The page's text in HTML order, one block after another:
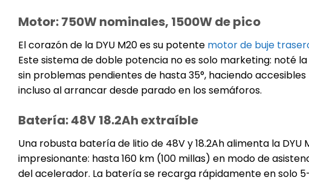
Motor: 750W nominales, 1500W de pico
El corazón de la DYU M20 es su potente motor de buje
Este sistema de doble potencia no es solo marketing: noté
sin problemas pendientes de hasta 35°, haciendo
incluso al arrancar desde parado en los semáforos.
Batería: 48V 18.2Ah extraíble
Una robusta batería de litio de 48V y 18.2Ah alimenta la
impresionante: hasta 160 km (100 millas) en modo de
del acelerador. La batería se recarga rápidamente en solo